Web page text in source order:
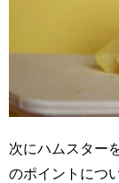
次にハムスター
のポイントにつ